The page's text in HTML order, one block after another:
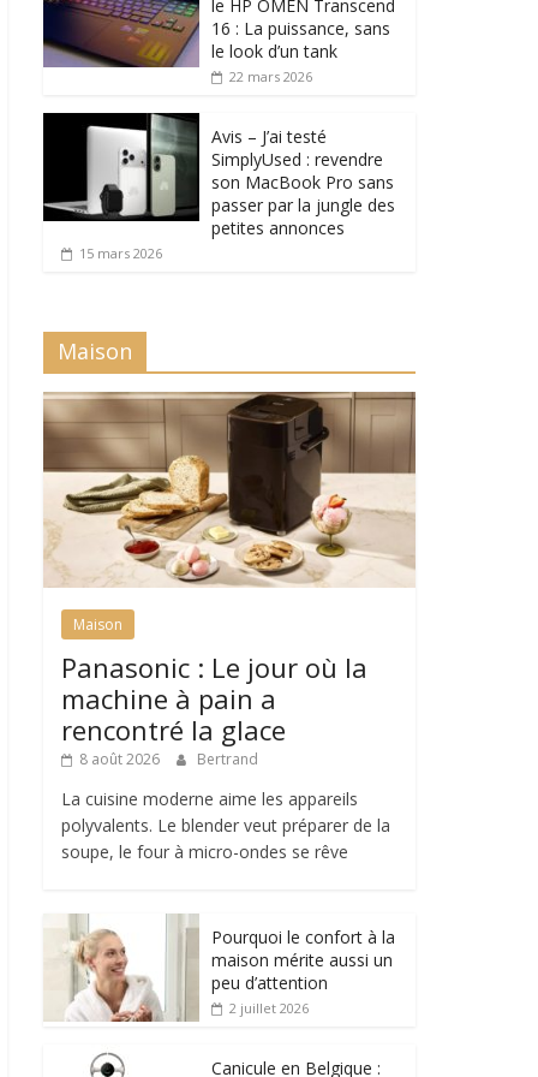
le HP OMEN Transcend
16 : La puissance, sans
le look d’un tank
22 mars 2026
Avis – J’ai testé
SimplyUsed : revendre
son MacBook Pro sans
passer par la jungle des
petites annonces
15 mars 2026
Maison
Maison
Panasonic : Le jour où la
machine à pain a
rencontré la glace
8 août 2026 Bertrand
La cuisine moderne aime les appareils
polyvalents. Le blender veut préparer de la
soupe, le four à micro-ondes se rêve
Pourquoi le confort à la
maison mérite aussi un
peu d’attention
2 juillet 2026
Canicule en Belgique :